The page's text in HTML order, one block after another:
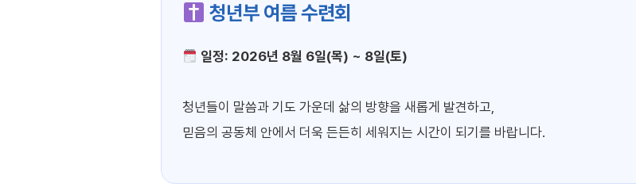
청년부 여름 수련회
일정: 2026년 8월 6일(목) ~ 8일(토)
청년들이 말씀과 기도 가운데 삶의 방향을 새롭게 발견하고,
믿음의 공동체 안에서 더욱 든든히 세워지는 시간이 되기를 바랍니다.